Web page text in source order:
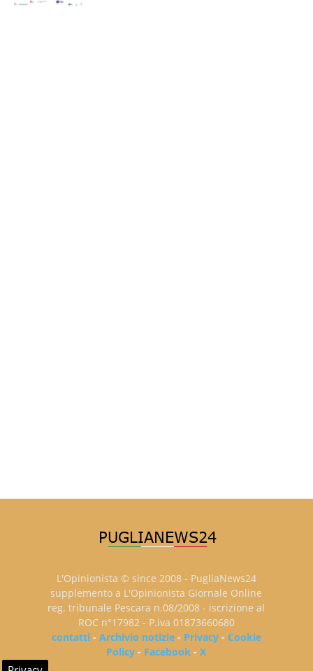
L'Opinionista © since 2008 - PugliaNews24
supplemento a L'Opinionista Giornale Online
reg. tribunale Pescara n.08/2008 - iscrizione al
ROC n°17982 - P.iva 01873660680
contatti- Archivio notizie- Privacy- Cookie
Policy - Facebook -X